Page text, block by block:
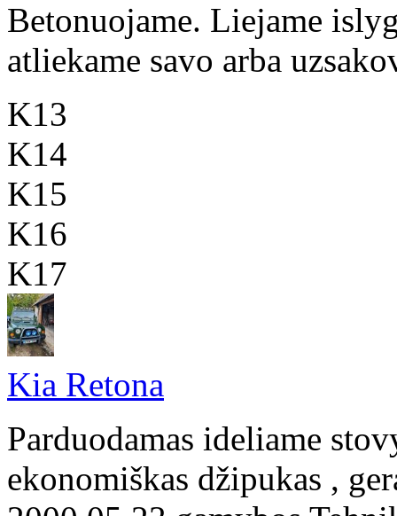
Betonuojame. Liejame
atliekame savo arba
K13
K14
K15
K16
K17
Kia Retona
Parduodamas ideliame
ekonomiškas džipukas ,